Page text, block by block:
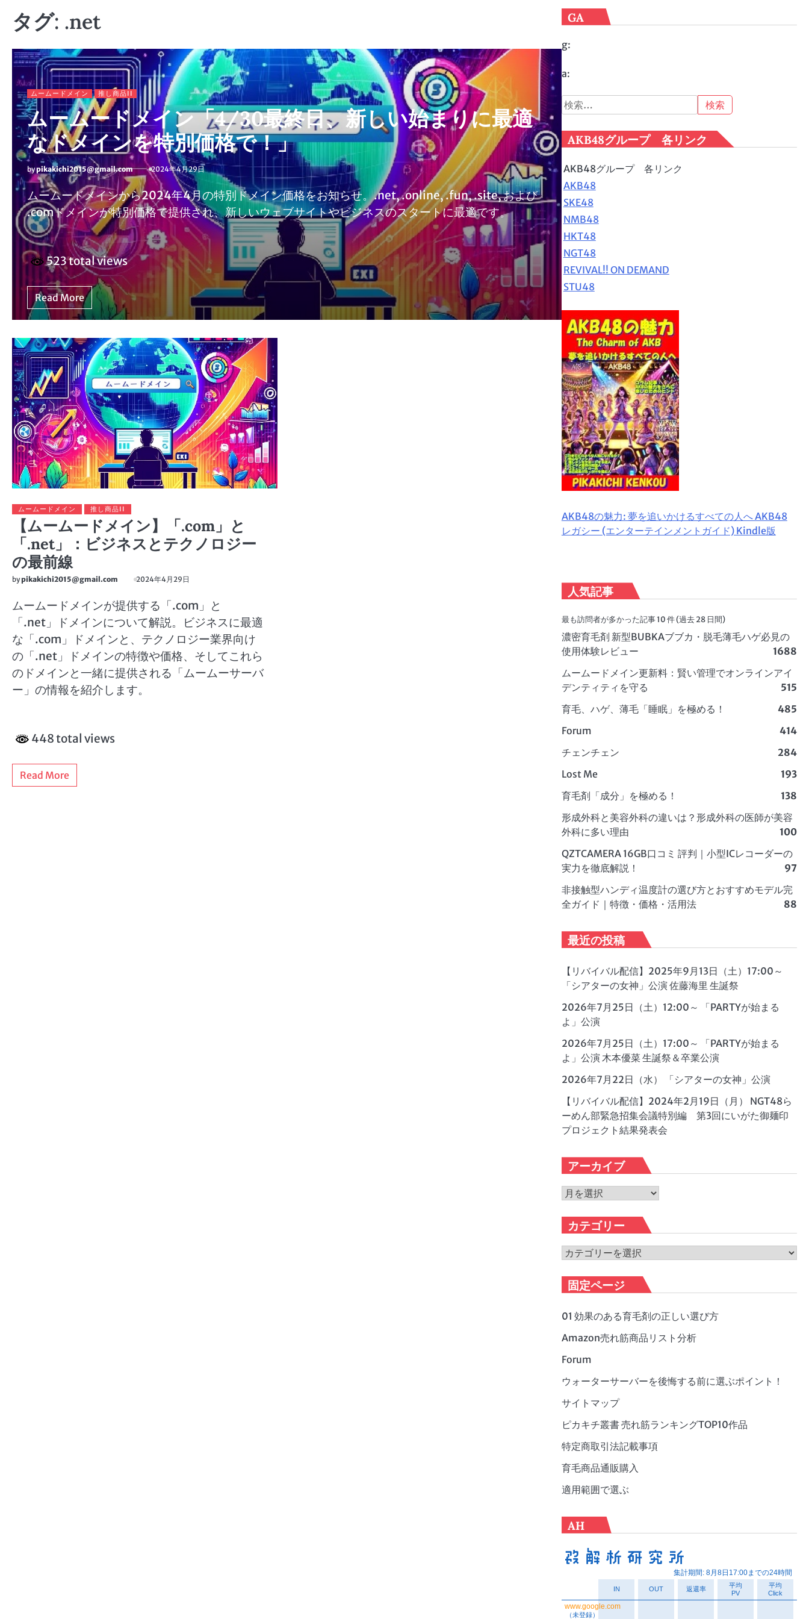
タグ: .net
ムームードメイン 推し商品II
ムームードメイン「4/30最終日、新しい始まりに最適
なドメインを特別価格で！」
bypikakichi2015@gmail.com 2024年4月29日
ムームードメインから2024年4月の特別ドメイン価格をお知らせ。.net, .online, .fun, .site, および
.comドメインが特別価格で提供され、新しいウェブサイトやビジネスのスタートに最適です。
523 total views
Read More
ムームードメイン 推し商品II
【ムームードメイン】「.com」と
「.net」：ビジネスとテクノロジー
の最前線
bypikakichi2015@gmail.com 2024年4月29日
ムームードメインが提供する「.com」と
「.net」ドメインについて解説。ビジネスに最適
な「.com」ドメインと、テクノロジー業界向け
の「.net」ドメインの特徴や価格、そしてこれら
のドメインと一緒に提供される「ムームーサーバ
ー」の情報を紹介します。
448 total views
Read More
GA
g:
a:
検
索:
AKB48グループ 各リンク
AKB48グループ 各リンク
AKB48
SKE48
NMB48
HKT48
NGT48
REVIVAL!! ON DEMAND
STU48
AKB48の魅力: 夢を追いかけるすべての人へ AKB48
レガシー (エンターテインメントガイド) Kindle版
人気記事
最も訪問者が多かった記事 10 件 (過去 28 日間)
濃密育毛剤 新型BUBKAブブカ・脱毛薄毛ハゲ必見の
使用体験レビュー
1688
ムームードメイン更新料：賢い管理でオンラインアイ
デンティティを守る
515
育毛、ハゲ、薄毛「睡眠」を極める！
485
Forum
414
チェンチェン
284
Lost Me
193
育毛剤「成分」を極める！
138
形成外科と美容外科の違いは？形成外科の医師が美容
外科に多い理由
100
QZTCAMERA 16GB口コミ 評判｜小型ICレコーダーの
実力を徹底解説！
97
非接触型ハンディ温度計の選び方とおすすめモデル完
全ガイド｜特徴・価格・活用法
88
最近の投稿
【リバイバル配信】2025年9月13日（土）17:00～
「シアターの女神」公演 佐藤海里 生誕祭
2026年7月25日（土）12:00～ 「PARTYが始まる
よ」公演
2026年7月25日（土）17:00～ 「PARTYが始まる
よ」公演 木本優菜 生誕祭＆卒業公演
2026年7月22日（水） 「シアターの女神」公演
【リバイバル配信】2024年2月19日（月） NGT48ら
ーめん部緊急招集会議特別編 第3回にいがた御麺印
プロジェクト結果発表会
アーカイブ
ア
カ
イ
ブ
カテゴリー
カ
ゴ
リ
ー
固定ページ
01 効果のある育毛剤の正しい選び方
Amazon売れ筋商品リスト分析
Forum
ウォーターサーバーを後悔する前に選ぶポイント！
サイトマップ
ピカキチ叢書 売れ筋ランキングTOP10作品
特定商取引法記載事項
育毛商品通販購入
適用範囲で選ぶ
AH